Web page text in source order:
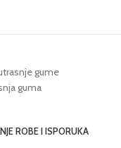
gume
guma
ROBE I ISPORUKA